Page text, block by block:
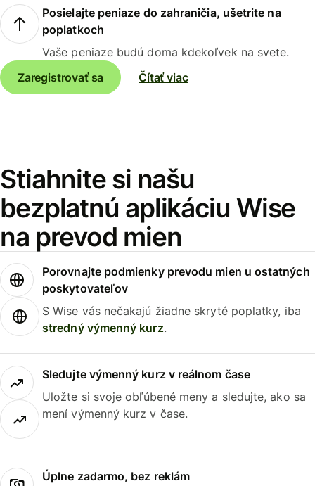
Posielajte peniaze do zahraničia, ušetrite na
poplatkoch
Vaše peniaze budú doma kdekoľvek na svete.
Zaregistrovať sa
Čítať viac
Stiahnite si našu
bezplatnú aplikáciu Wise
na prevod mien
Porovnajte podmienky prevodu mien u ostatných
poskytovateľov
S Wise vás nečakajú žiadne skryté poplatky, iba
stredný výmenný kurz.
Sledujte výmenný kurz v reálnom čase
Uložte si svoje obľúbené meny a sledujte, ako sa
mení výmenný kurz v čase.
Úplne zadarmo, bez reklám